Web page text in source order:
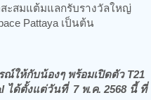
ะสมแต้มแลกรับรางวัลใหญ่
Pattaya เป็นต้น
ให้กับน้องๆ พร้อมเปิดตัว T21
ได้ตั้งแต่วันที่ 7 พ.ค. 2568 นี้ ที่